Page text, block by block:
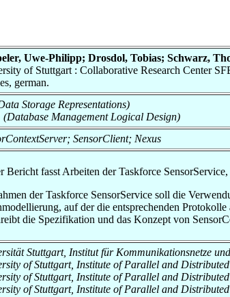
Uwe-Philipp; Drosdol, Tobias; Schwarz,
of Stuttgart : Collaborative Research Center
german.
Storage Representations)
(Database Management Logical Design)
SensorClient; Nexus
Bericht fasst Arbeiten der Taskforce
der Taskforce SensorService soll die
auf der die entsprechenden
die Spezifikation und das Konzept von
Stuttgart, Institut für Kommunikationsnetze
of Stuttgart, Institute of Parallel and Distributed
of Stuttgart, Institute of Parallel and
of Stuttgart, Institute of Parallel and